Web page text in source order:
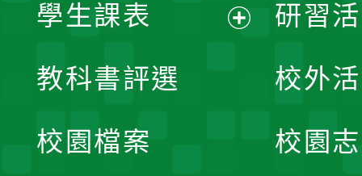
學生課表
教科書評選
校園檔案
研習
校外
校園